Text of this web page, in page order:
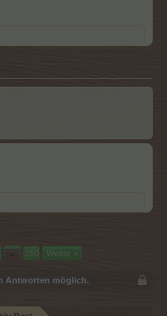
→ 250 Weiter >
Antworten möglich.